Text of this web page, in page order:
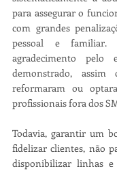
para assegurar o
com grandes
pessoal e
agradecimento pelo
demonstrado,
reformaram ou
profissionais fora dos
Todavia, garantir um
fidelizar clientes, não
disponibilizar linhas